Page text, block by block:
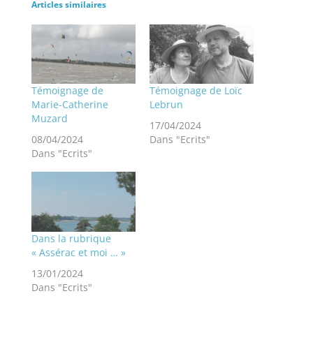
Articles similaires
Témoignage de
Marie-Catherine
Muzard
08/04/2024
Dans "Ecrits"
Témoignage de Loïc
Lebrun
17/04/2024
Dans "Ecrits"
Dans la rubrique
« Assérac et moi … »
13/01/2024
Dans "Ecrits"